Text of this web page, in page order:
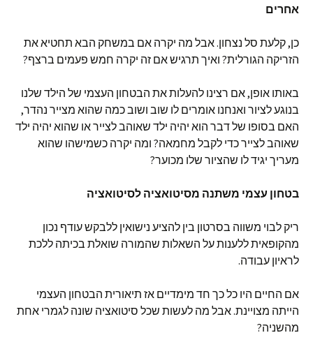
אחרים
כן, קלעת סל נצחון. אבל מה יקרה אם במשחק הבא תחטיא את
הזריקה הגורלית? ואיך תרגיש אם זה יקרה חמש פעמים ברצף?
באותו אופן, אם רצינו להעלות את הבטחון העצמי של הילד שלנו
בנוגע לציור ואנחנו אומרים לו שוב ושוב כמה שהוא מצייר נהדר,
האם בסופו של דבר הוא יהיה ילד שאוהב לצייר או שהוא יהיה ילד
שאוהב לצייר כדי לקבל מחמאה? ומה יקרה כשמישהו שהוא
מעריך יגיד לו שהציור שלו מכוער?
בטחון עצמי משתנה מסיטואציה לסיטואציה
ריק לבוי משווה בסרטון בין להציע נישואין ללבקש עודף נכון
מהקופאית ללענות על השאלות שהמורה שואלת בכיתה ללכת
לראיון עבודה.
אם החיים היו כל כך חד מימדיים אז תיאורית הבטחון העצמי
הייתה מצויינת. אבל מה לעשות שכל סיטואציה שונה לגמרי אחת
מהשניה?